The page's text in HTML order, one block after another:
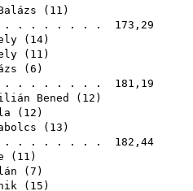
( 11 )
. . . . . . . . 173,29
( 14)
( 11 )
( 6 )
. . . . . . . 181,19
Bened
( 12 )
( 12 )
( 13 )
. . . . . . . 182,44
( 11 )
( 7 )
( 15 )